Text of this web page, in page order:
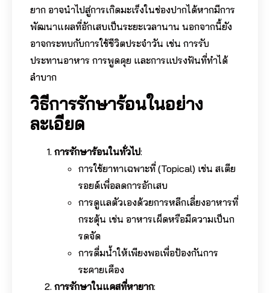
ยาก อาจนำไปสู่การเกิดมะเร็งในช่องปากได้หากมีการ
พัฒนาแผลที่อักเสบเป็นระยะเวลานาน นอกจากนี้ยัง
อาจกระทบกับการใช้ชีวิตประจำวัน เช่น การรับ
ประทานอาหาร การพูดคุย และการแปรงฟันที่ทำได้
ลำบาก
วิธีการรักษาร้อนในอย่าง
ละเอียด
การรักษาร้อนในทั่วไป:
การใช้ยาทาเฉพาะที่ (Topical) เช่น สเตีย
รอยด์เพื่อลดการอักเสบ
การดูแลตัวเองด้วยการหลีกเลี่ยงอาหารที่
กระตุ้น เช่น อาหารเผ็ดหรือมีความเป็นก
รดจัด
การดื่มน้ำให้เพียงพอเพื่อป้องกันการ
ระคายเคือง
การรักษาในแคสที่หายาก: